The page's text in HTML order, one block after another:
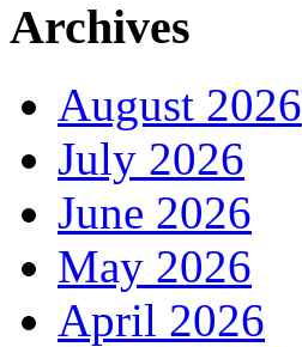
Archives
August 2026
July 2026
June 2026
May 2026
April 2026